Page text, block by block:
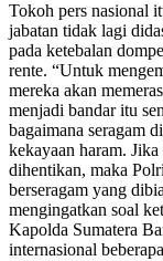
Tokoh pers nasional
jabatan tidak lagi
pada ketebalan
rente. “Untuk
mereka akan
menjadi bandar itu
bagaimana seragam
kekayaan haram. Jika
dihentikan, maka
berseragam yang
mengingatkan soal
Kapolda Sumatera
internasional